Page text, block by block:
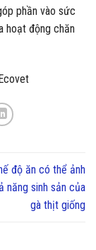
phần vào sức
hoạt động chăn
độ ăn có thể ảnh
năng sinh sản của
gà thịt giống